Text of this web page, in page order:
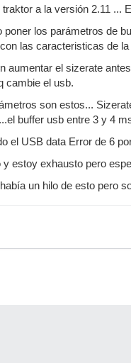
a la versión 2.11 ...
poner los parámetros de
las caracteristicas de
aumentar el sizerate
cambie el usb.
son estos...
buffer usb entre 3 y 4
el USB data Error de 6
y estoy exhausto pero
un hilo de esto pero